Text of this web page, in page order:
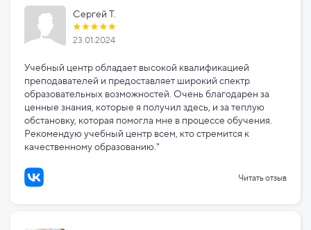
Сергей Т.
23.01.2024
Учебный центр обладает высокой квалификацией
преподавателей и предоставляет широкий спектр
образовательных возможностей. Очень благодарен за
ценные знания, которые я получил здесь, и за теплую
обстановку, которая помогла мне в процессе обучения.
Рекомендую учебный центр всем, кто стремится к
качественному образованию."
Читать отзыв